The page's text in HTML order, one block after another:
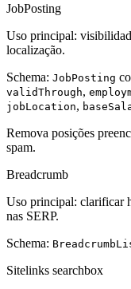
JobPosting
Uso principal:
localização.
Schema: JobPosting
validThrough,
jobLocation,
Remova posições
spam.
Breadcrumb
Uso principal: clarificar
nas SERP.
Schema:
Sitelinks searchbox